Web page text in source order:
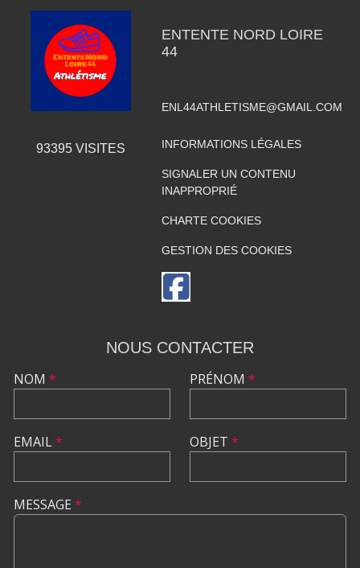
93395VISITES
ENTENTE NORD LOIRE
44
ENL44ATHLETISME@GMAIL.COM
INFORMATIONS LÉGALES
SIGNALER UN CONTENU
INAPPROPRIÉ
CHARTE COOKIES
GESTION DES COOKIES
NOUS CONTACTER
NOM *
EMAIL*
PRÉNOM *
OBJET *
MESSAGE *